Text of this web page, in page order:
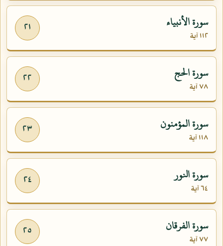
٢١ سورة الأنبياء
١١٢ آية
٢٢ سورة الحج
٧٨ آية
٢٣ سورة المؤمنون
١١٨ آية
٢٤ سورة النور
٦٤ آية
٢٥ سورة الفرقان
٧٧ آية